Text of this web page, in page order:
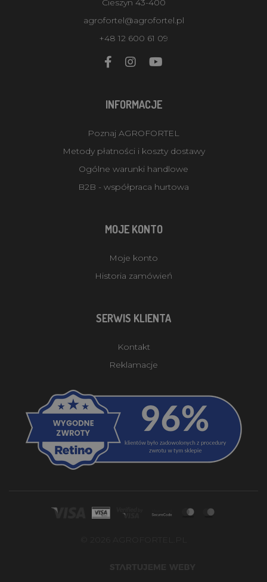
Cieszyn 43-400
agrofortel@agrofortel.pl
+48 12 600 61 09
INFORMACJE
Poznaj AGROFORTEL
Metody płatności i koszty dostawy
Ogólne warunki handlowe
B2B - współpraca hurtowa
MOJE KONTO
Moje konto
Historia zamówień
SERWIS KLIENTA
Kontakt
Reklamacje